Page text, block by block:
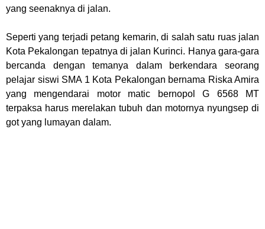
yang seenaknya di jalan.
Seperti yang terjadi petang kemarin, di salah satu ruas jalan
Kota Pekalongan tepatnya di jalan Kurinci. Hanya gara-gara
bercanda dengan temanya dalam berkendara seorang
pelajar siswi SMA 1 Kota Pekalongan bernama Riska Amira
yang mengendarai motor matic bernopol G 6568 MT
terpaksa harus merelakan tubuh dan motornya nyungsep di
got yang lumayan dalam.